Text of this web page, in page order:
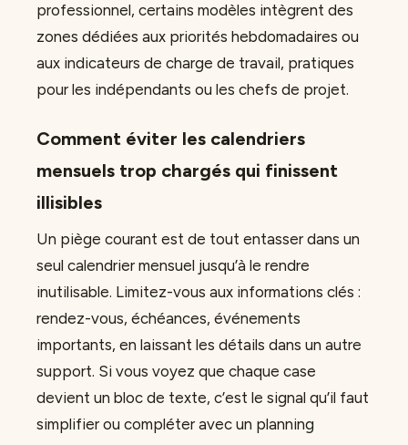
professionnel, certains modèles intègrent des
zones dédiées aux priorités hebdomadaires ou
aux indicateurs de charge de travail, pratiques
pour les indépendants ou les chefs de projet.
Comment éviter les calendriers
mensuels trop chargés qui finissent
illisibles
Un piège courant est de tout entasser dans un
seul calendrier mensuel jusqu’à le rendre
inutilisable. Limitez-vous aux informations clés :
rendez-vous, échéances, événements
importants, en laissant les détails dans un autre
support. Si vous voyez que chaque case
devient un bloc de texte, c’est le signal qu’il faut
simplifier ou compléter avec un planning